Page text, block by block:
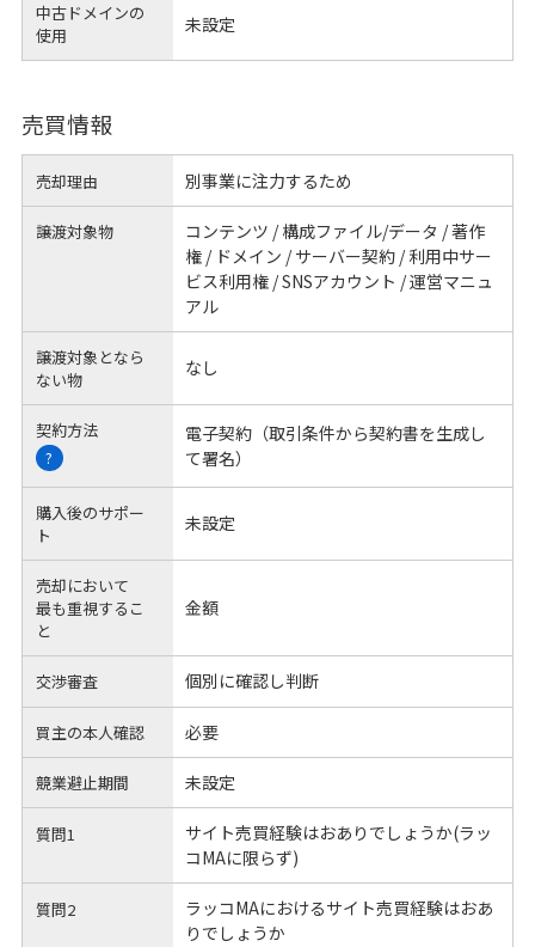
中古ドメインの
使用
未設定
売買情報
売却理由 別事業に注力するため
譲渡対象物
コンテンツ / 構成ファイル/データ / 著作
権 / ドメイン / サーバー契約 / 利用中サー
ビス利用権 / SNSアカウント / 運営マニュ
アル
譲渡対象となら
ない物
なし
契約方法
?
電子契約（取引条件から契約書を生成し
て署名）
購入後のサポー
ト
未設定
売却において
最も重視するこ
と
金額
交渉審査 個別に確認し判断
買主の本人確認 必要
競業避止期間 未設定
質問1
サイト売買経験はおありでしょうか(ラッ
コMAに限らず)
質問2
ラッコMAにおけるサイト売買経験はおあ
りでしょうか